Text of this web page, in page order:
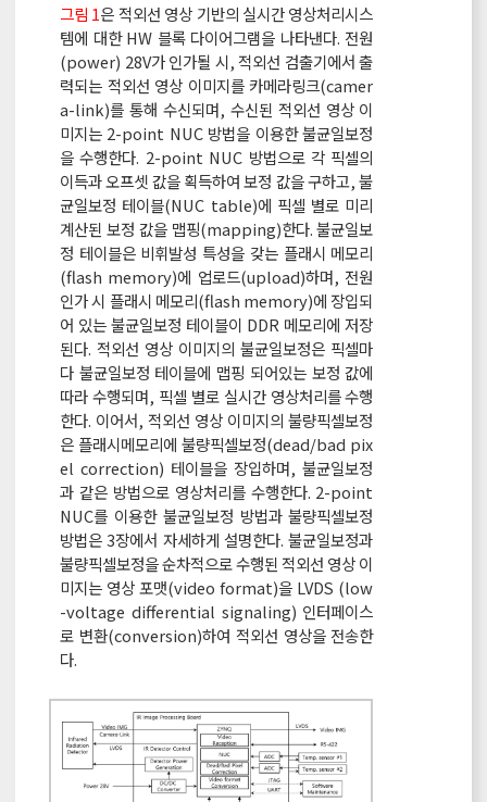
그림 1은 적외선 영상 기반의 실시간 영상처리시스
템에 대한 HW 블록 다이어그램을 나타낸다. 전원
(power) 28V가 인가될 시, 적외선 검출기에서 출
력되는 적외선 영상 이미지를 카메라링크(camer
a-link)를 통해 수신되며, 수신된 적외선 영상 이
미지는 2-point NUC 방법을 이용한 불균일보정
을 수행한다. 2-point NUC 방법으로 각 픽셀의
이득과 오프셋 값을 획득하여 보정 값을 구하고, 불
균일보정 테이블(NUC table)에 픽셀 별로 미리
계산된 보정 값을 맵핑(mapping)한다. 불균일보
정 테이블은 비휘발성 특성을 갖는 플래시 메모리
(flash memory)에 업로드(upload)하며, 전원
인가 시 플래시 메모리(flash memory)에 장입되
어 있는 불균일보정 테이블이 DDR 메모리에 저장
된다. 적외선 영상 이미지의 불균일보정은 픽셀마
다 불균일보정 테이블에 맵핑 되어있는 보정 값에
따라 수행되며, 픽셀 별로 실시간 영상처리를 수행
한다. 이어서, 적외선 영상 이미지의 불량픽셀보정
은 플래시메모리에 불량픽셀보정(dead/bad pix
el correction) 테이블을 장입하며, 불균일보정
과 같은 방법으로 영상처리를 수행한다. 2-point
NUC를 이용한 불균일보정 방법과 불량픽셀보정
방법은 3장에서 자세하게 설명한다. 불균일보정과
불량픽셀보정을 순차적으로 수행된 적외선 영상 이
미지는 영상 포맷(video format)을 LVDS (low
-voltage differential signaling) 인터페이스
로 변환(conversion)하여 적외선 영상을 전송한
다.